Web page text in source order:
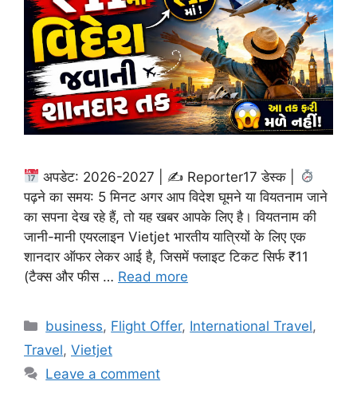
अपडेट: 2026-2027 | ✍ Reporter17 डेस्क |
पढ़ने का समय: 5 मिनट अगर आप विदेश घूमने या वियतनाम जाने
का सपना देख रहे हैं, तो यह खबर आपके लिए है। वियतनाम की
जानी-मानी एयरलाइन Vietjet भारतीय यात्रियों के लिए एक
शानदार ऑफर लेकर आई है, जिसमें फ्लाइट टिकट सिर्फ ₹11
(टैक्स और फीस … Read more
Categories
business, Flight Offer, International Travel,
Travel, Vietjet
Leave a comment